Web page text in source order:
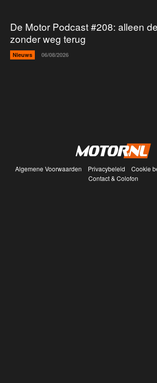
De Motor Podcast #208: alleen
zonder weg terug
Nieuws 06/08/2026
Algemene Voorwaarden Privacybeleid Cookie
Contact & Colofon